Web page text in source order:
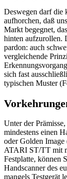
Deswegen darf die
aufhorchen, daß
Markt begegnet,
hinten aufzurollen.
pardon: auch
vergleichende
sich fast
typischen Muster
Unter der
mindestens einen
oder Golden
ATARI ST/TT mit
Festplatte, können
Handscanner des
mangels Testgerät